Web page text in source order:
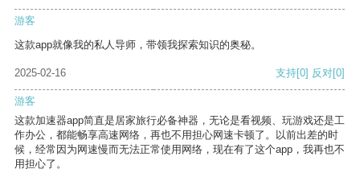
游客
这款app就像我的私人导师，带领我探索知识的奥秘。
2025-02-16 支持[0] 反对[0]
游客
这款加速器app简直是居家旅行必备神器，无论是看视频、玩游戏还是工
作办公，都能畅享高速网络，再也不用担心网速卡顿了。以前出差的时
候，经常因为网速慢而无法正常使用网络，现在有了这个app，我再也不
用担心了。